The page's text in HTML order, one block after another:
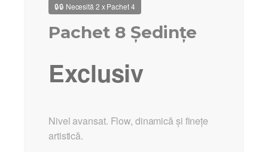
🔒🔒 Necesită 2 x Pachet 4
Pachet 8 Ședințe
Exclusiv
Nivel avansat. Flow, dinamică și finețe
artistică.